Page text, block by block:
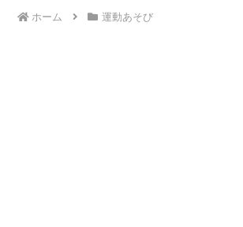
ホーム 運動あそび